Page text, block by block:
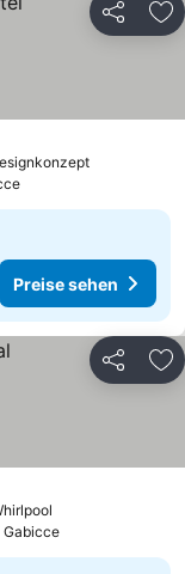
Teilen
Preise
Preise sehen
Teilen
Gabicce